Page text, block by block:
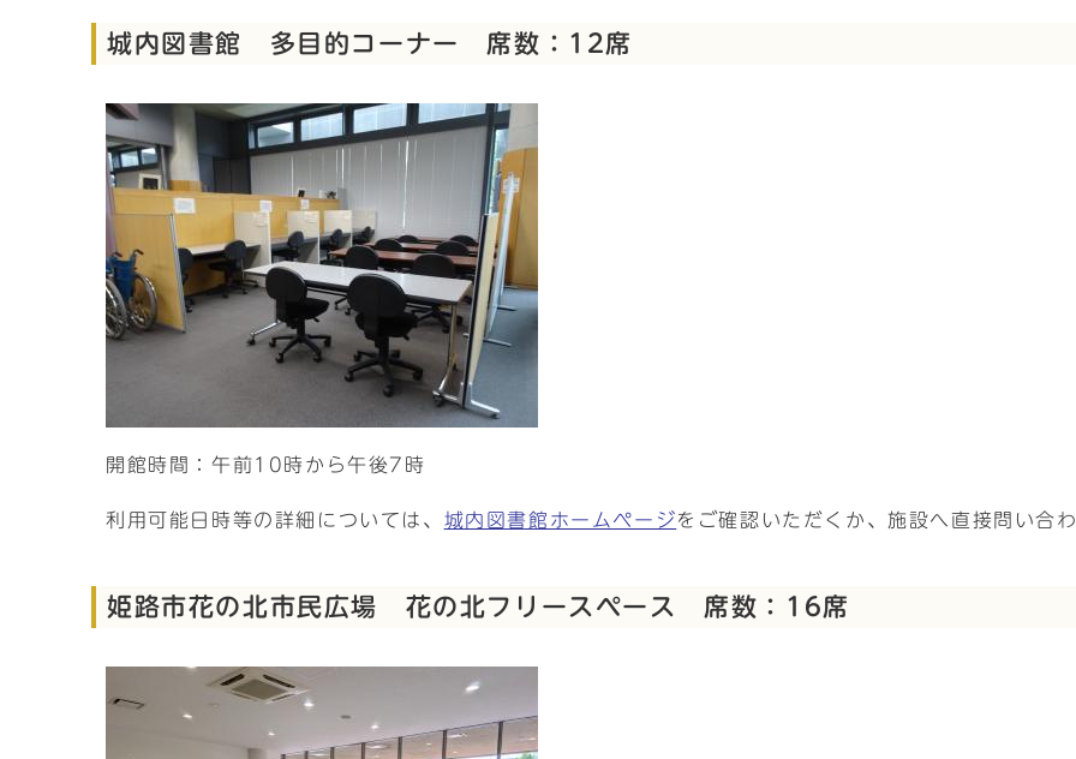
城内図書館 多目的コーナー 席数：12席
開館時間：午前10時から午後7時
利用可能日時等の詳細については、 城内図書館ホームページをご確認いただくか、施設へ直接問い合
姫路市花の北市民広場 花の北フリースペース 席数：16席